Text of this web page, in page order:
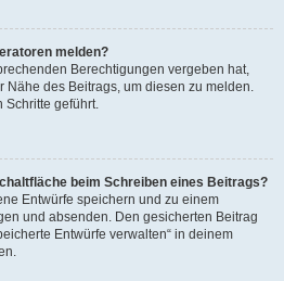
melden?
Berechtigungen vergeben hat,
Nähe des Beitrags, um diesen zu melden.
Schritte geführt.
beim Schreiben eines Beitrags?
Entwürfe speichern und zu einem
und absenden. Den gesicherten Beitrag
Entwürfe verwalten“ in deinem